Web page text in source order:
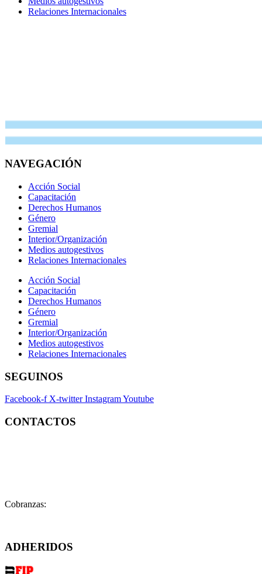
Relaciones Internacionales
NAVEGACIÓN
Acción Social
Capacitación
Derechos Humanos
Género
Gremial
Interior/Organización
Medios autogestivos
Relaciones Internacionales
Acción Social
Capacitación
Derechos Humanos
Género
Gremial
Interior/Organización
Medios autogestivos
Relaciones Internacionales
SEGUINOS
Facebook-f X-twitter InstagramYoutube
CONTACTOS
Cobranzas:
ADHERIDOS